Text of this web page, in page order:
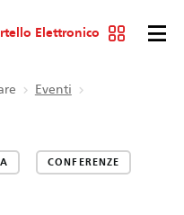
Elettronico
Eventi
CONFERENZE